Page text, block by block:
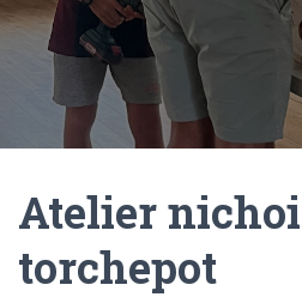
Atelier
torchepot